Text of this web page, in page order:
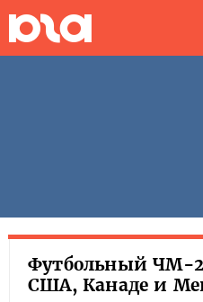
Футбольный ЧМ-
США, Канаде и